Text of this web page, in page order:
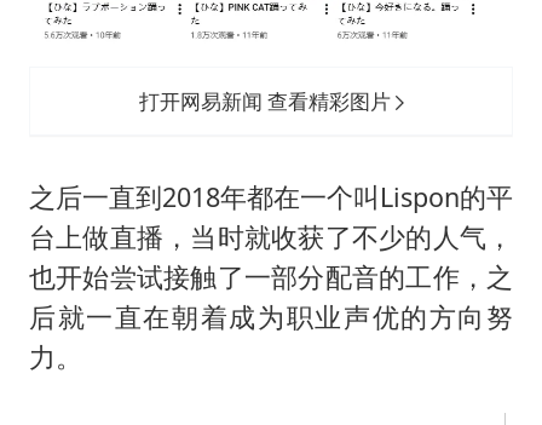
打开网易新闻 查看精彩图片
之后一直到2018年都在一个叫Lispon的平
台上做直播，当时就收获了不少的人气，
也开始尝试接触了一部分配音的工作，之
后就一直在朝着成为职业声优的方向努
力。